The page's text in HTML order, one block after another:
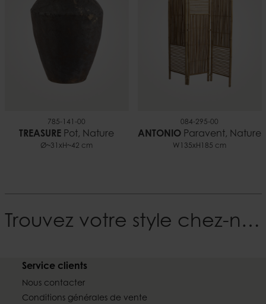
785-141-00
TREASURE Pot, Nature
Ø~31xH~42 cm
084-295-00
ANTONIO Paravent, Nature
W135xH185 cm
Trouvez votre style chez-nous
Service clients
Nous contacter
Conditions générales de vente